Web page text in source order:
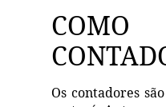
COMO
Os contadores